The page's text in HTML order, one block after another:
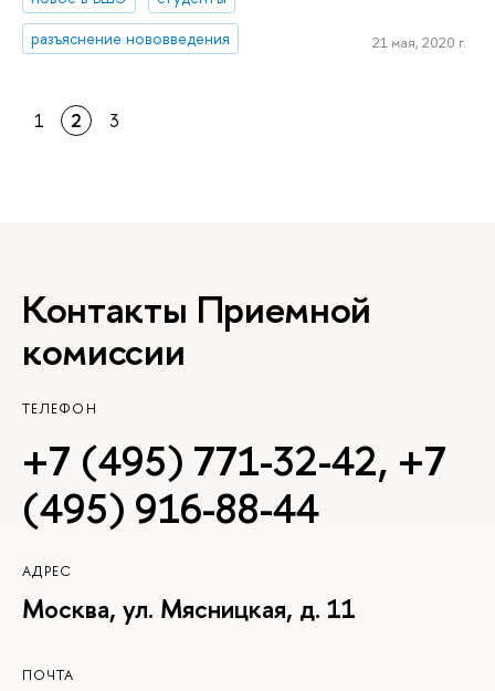
разъяснение нововведения
21 мая, 2020 г.
1 2 3
Контакты Приемной
комиссии
ТЕЛЕФОН
+7 (495) 771-32-42, +7
(495) 916-88-44
АДРЕС
Москва, ул. Мясницкая, д. 11
ПОЧТА